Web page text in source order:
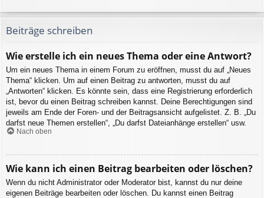
Beiträge schreiben
Wie erstelle ich ein neues Thema oder eine Antwort?
Um ein neues Thema in einem Forum zu eröffnen, musst du auf „Neues
Thema“ klicken. Um auf einen Beitrag zu antworten, musst du auf
„Antworten“ klicken. Es könnte sein, dass eine Registrierung erforderlich
ist, bevor du einen Beitrag schreiben kannst. Deine Berechtigungen sind
jeweils am Ende der Foren- und der Beitragsansicht aufgelistet. Z. B. „Du
darfst neue Themen erstellen“, „Du darfst Dateianhänge erstellen“ usw.
Nach oben
Wie kann ich einen Beitrag bearbeiten oder löschen?
Wenn du nicht Administrator oder Moderator bist, kannst du nur deine
eigenen Beiträge bearbeiten oder löschen. Du kannst einen Beitrag